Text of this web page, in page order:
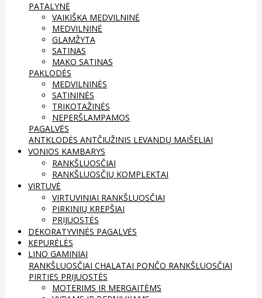
PATALYNĖ
VAIKIŠKA MEDVILNINĖ
MEDVILNINĖ
GLAMŽYTA
SATINAS
MAKO SATINAS
PAKLODĖS
MEDVILNINĖS
SATININĖS
TRIKOTAŽINĖS
NEPERŠLAMPAMOS
PAGALVĖS
ANTKLODĖS ANTČIUŽINIS LEVANDŲ MAIŠELIAI
VONIOS KAMBARYS
RANKŠLUOSČIAI
RANKŠLUOSČIŲ KOMPLEKTAI
VIRTUVĖ
VIRTUVINIAI RANKŠLUOSČIAI
PIRKINIŲ KREPŠIAI
PRIJUOSTĖS
DEKORATYVINĖS PAGALVĖS
KEPURĖLĖS
LINO GAMINIAI
RANKŠLUOSČIAI CHALATAI PONČO RANKŠLUOSČIAI
PIRTIES PRIJUOSTĖS
MOTERIMS IR MERGAITĖMS